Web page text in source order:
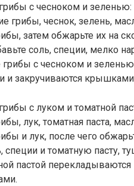
с чесноком и зеленью:
грибы, чеснок, зелень,
затем обжарьте их на
соль, специи, мелко
с чесноком и
и закручиваются
с луком и томатной
лук, томатная паста,
и лук, после чего
и томатную пасту,
пастой